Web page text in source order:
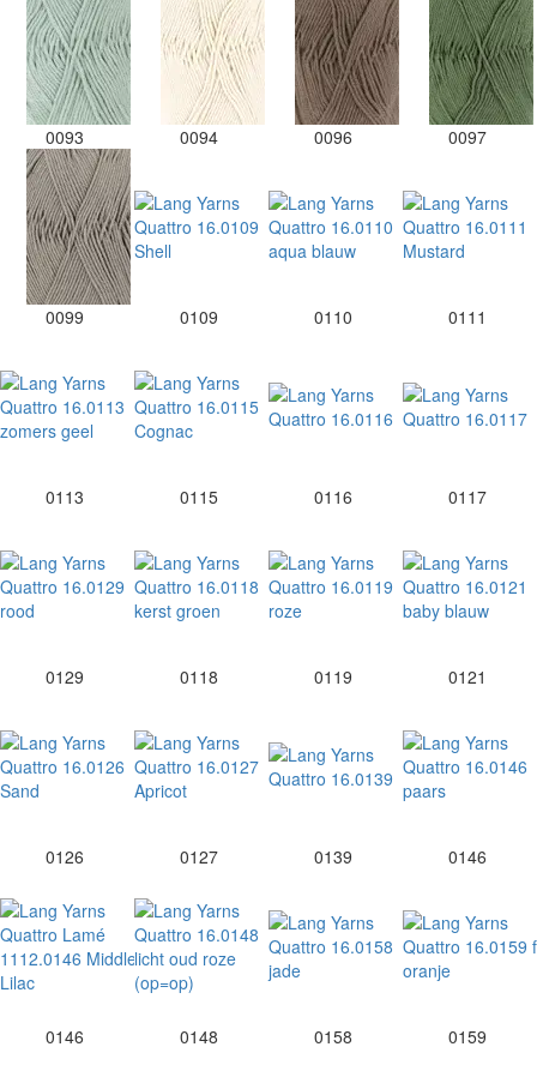
0093 0094 0096 0097
0099 0109 0110 0111
0113 0115 0116 0117
0129 0118 0119 0121
0126 0127 0139 0146
0146 0148 0158 0159